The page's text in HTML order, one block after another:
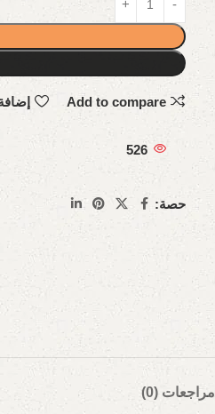
Add to compare
526
حصة:
مراجعات (0)